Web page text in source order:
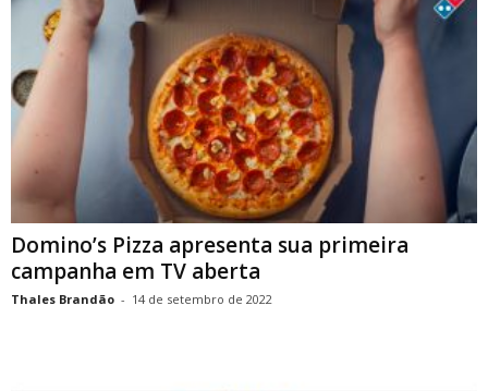
Domino’s Pizza apresenta sua primeira
campanha em TV aberta
Thales Brandão - 14 de setembro de 2022